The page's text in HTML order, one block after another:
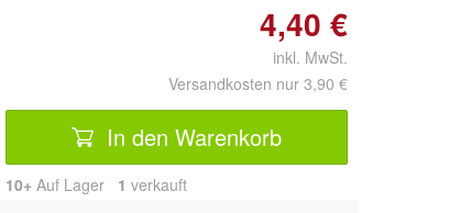
4,40 €
inkl. MwSt.
Versandkosten nur 3,90 €
In den Warenkorb
10+ Auf Lager 1 verkauft